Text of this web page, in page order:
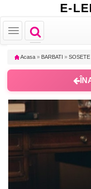
E-
Toggle
navigation
Toggle
navigation
Acasa » BARBATI » SOSETE